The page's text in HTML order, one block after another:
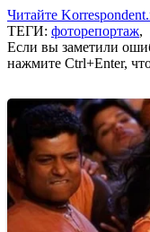
Читайте
ТЕГИ: фоторепортаж,
Если вы заметили
нажмите Ctrl+Enter,